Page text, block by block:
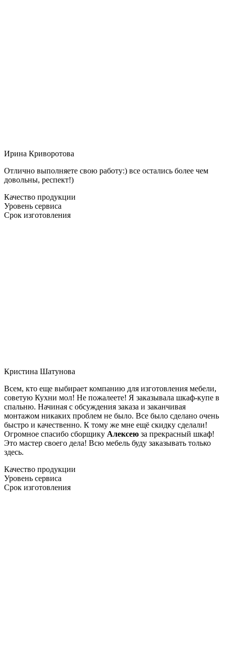
Ирина Криворотова
Отлично выполняете свою работу:) все остались более чем
довольны, респект!)
Качество продукции
Уровень сервиса
Срок изготовления
Кристина Шатунова
Всем, кто еще выбирает компанию для изготовления мебели,
советую Кухни мол! Не пожалеете! Я заказывала шкаф-купе в
спальню. Начиная с обсуждения заказа и заканчивая
монтажом никаких проблем не было. Все было сделано очень
быстро и качественно. К тому же мне ещё скидку сделали!
Огромное спасибо сборщику Алексею за прекрасный шкаф!
Это мастер своего дела! Всю мебель буду заказывать только
здесь.
Качество продукции
Уровень сервиса
Срок изготовления